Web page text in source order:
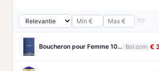
7/7
Boucheron pour Femme 100 ml Eau de Parfum - Damesparfum Bol.com €